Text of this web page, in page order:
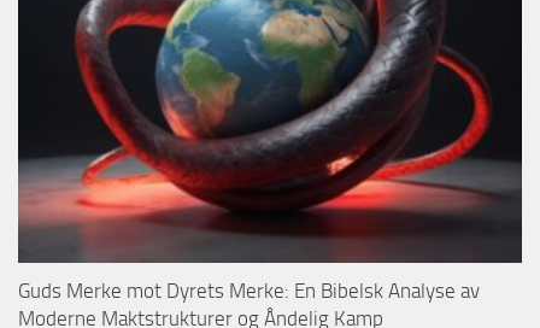
Guds Merke mot Dyrets Merke: En Bibelsk Analyse av
Moderne Maktstrukturer og Åndelig Kamp